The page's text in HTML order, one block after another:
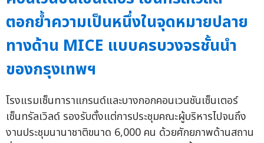
ตอกย้ำความเป็นหนึ่งในจุดหมายปลาย
ทางด้าน MICE แบบครบวงจรชั้นนำ
ของกรุงเทพฯ
โรงแรมเซ็นทาราแกรนด์และบางกอกคอนเวนชันเซ็นเตอร์
เซ็นทรัลเวิลด์ รองรับตั้งแต่การประชุมคณะผู้บริหารไปจนถึง
งานประชุมนานาชาติขนาด 6,000 คน ด้วยศักยภาพด้านสถาน